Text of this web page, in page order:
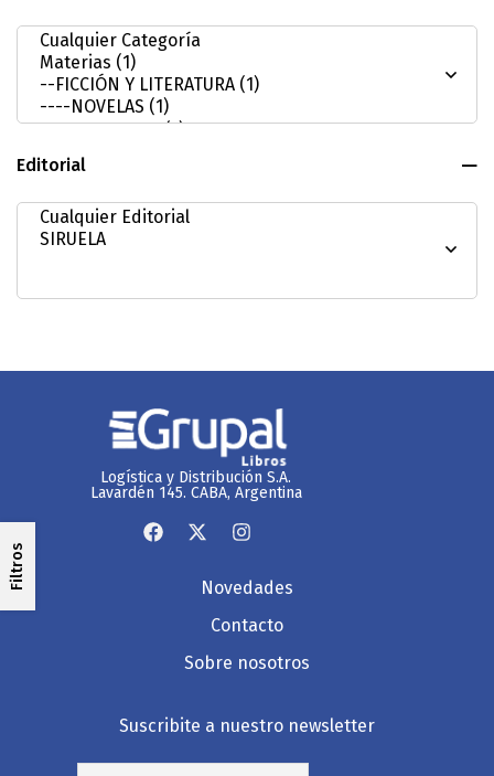
Editorial
Filtros
Logística y Distribución S.A.
Lavardén 145. CABA, Argentina
Novedades
Contacto
Sobre nosotros
Suscribite a nuestro newsletter